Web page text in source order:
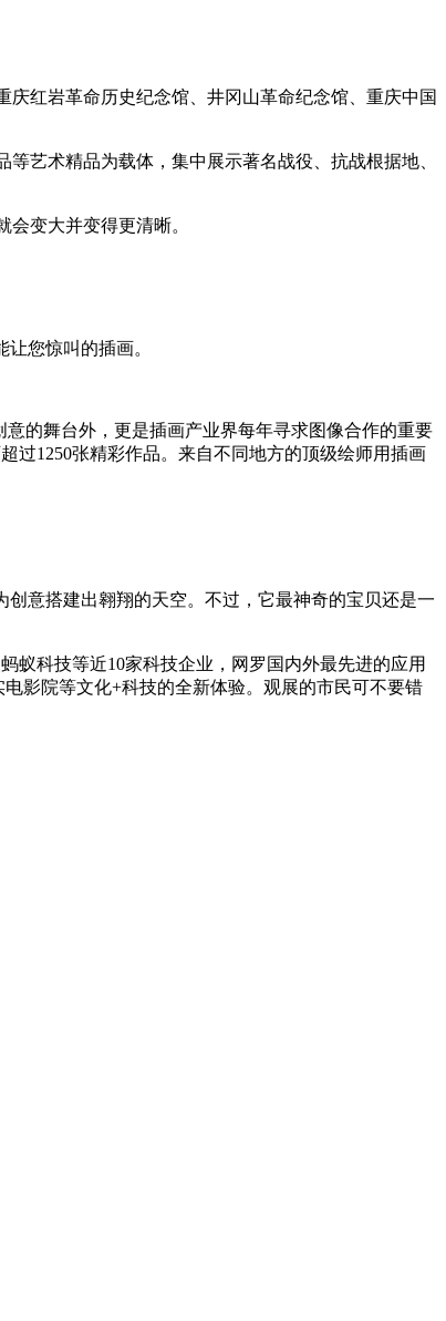
红岩革命历史纪念馆、井冈山革命纪念馆、重庆中国
艺术精品为载体，集中展示著名战役、抗战根据地、
变大并变得更清晰。
您惊叫的插画。
的舞台外，更是插画产业界每年寻求图像合作的重要
过1250张精彩作品。来自不同地方的顶级绘师用插画
意搭建出翱翔的天空。不过，它最神奇的宝贝还是一
科技等近10家科技企业，网罗国内外最先进的应用
影院等文化+科技的全新体验。观展的市民可不要错